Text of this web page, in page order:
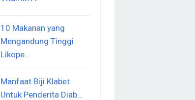
10 Makanan yang
Mengandung Tinggi
Likope…
Manfaat Biji Klabet
Untuk Penderita Diab…